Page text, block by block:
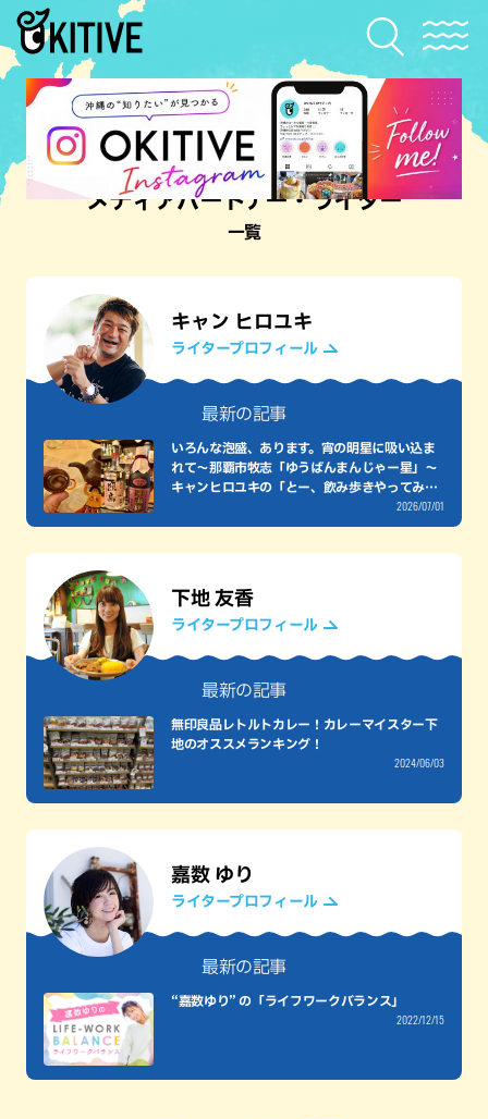
メディアパートナー・ライター
一覧
キャン ヒロユキ
ライタープロフィール
最新の記事
いろんな泡盛、あります。宵の明星に吸い込ま
れて〜那覇市牧志「ゆうばんまんじゃー星」～
キャンヒロユキの「とー、飲み歩きやってみよ
2026/07/01
下地 友香
ライタープロフィール
最新の記事
無印良品レトルトカレー！カレーマイスター下
地のオススメランキング！
2024/06/03
嘉数 ゆり
ライタープロフィール
最新の記事
“嘉数ゆり” の「ライフワークバランス」
2022/12/15